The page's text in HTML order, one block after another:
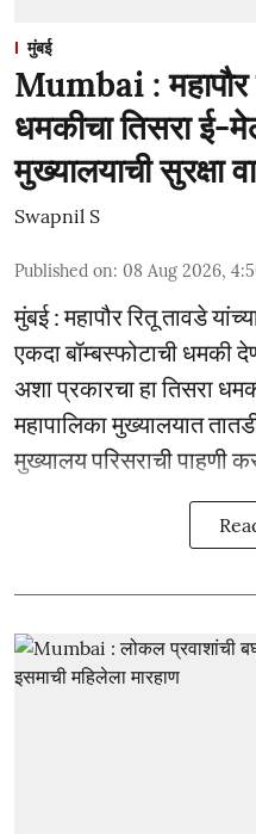
मुंबई
Mumbai : महापौर
धमकीचा तिसरा ई-
मुख्यालयाची सुरक्षा
Swapnil S
Published on: 08 Aug 2026,
मुंबई : महापौर रितू तावडे
एकदा बॉम्बस्फोटाची धमकी
अशा प्रकारचा हा तिसरा
महापालिका मुख्यालयात
मुख्यालय परिसराची पाहणी